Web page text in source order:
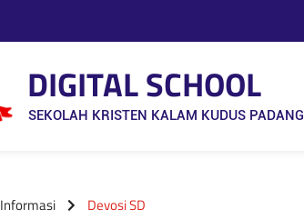
DIGITAL SCHOOL
SEKOLAH KRISTEN KALAM KUDUS PADANG
Informasi Devosi SD